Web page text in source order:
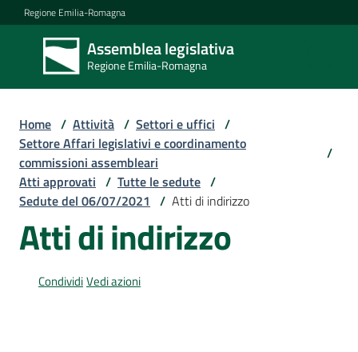
Vai al contenuto
Vai alla navigazione
Vai al footer
Regione Emilia-Romagna
Assemblea legislativa
Regione Emilia-Romagna
Assemblea
legislativa
Regione Emilia-
Assemblea
Attività
Home / Attività / Settori e uffici /
Settore Affari legislativi e coordinamento
commissioni assembleari
/
Atti approvati / Tutte le sedute /
Sedute del 06/07/2021 / Atti di indirizzo
Atti di indirizzo
CondividiVedi azioni